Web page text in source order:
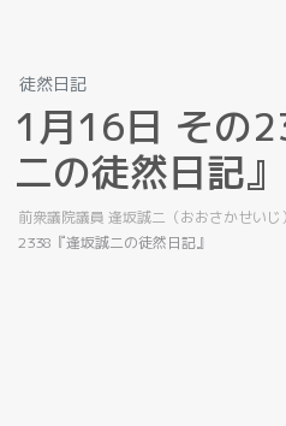
徒然日記
1月16日 その2
二の徒然日記』
前衆議院議員 逢坂誠二（おおさかせいじ）
2338『逢坂誠二の徒然日記』